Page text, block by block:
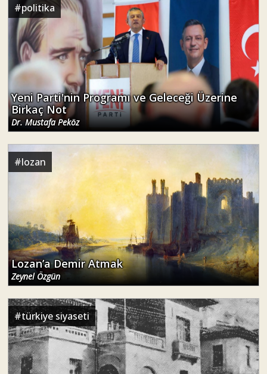
#politika
Yeni Parti'nin Programı ve Geleceği Üzerine
Birkaç Not
Dr. Mustafa Peköz
#lozan
Lozan’a Demir Atmak
Zeynel Özgün
#türkiye siyaseti